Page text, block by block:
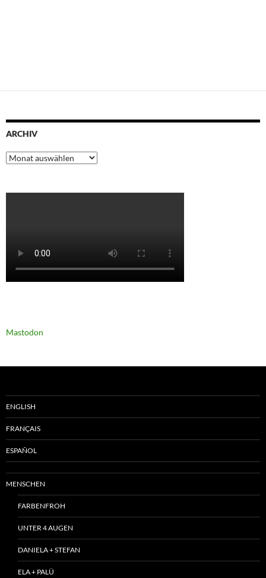
ARCHIV
Archiv
Mastodon
ENGLISH
FRANÇAIS
ESPAÑOL
MENSCHEN
FARBENFROH
UNTER 4 AUGEN
DANIELA + STEFAN
ELA + PALÜ